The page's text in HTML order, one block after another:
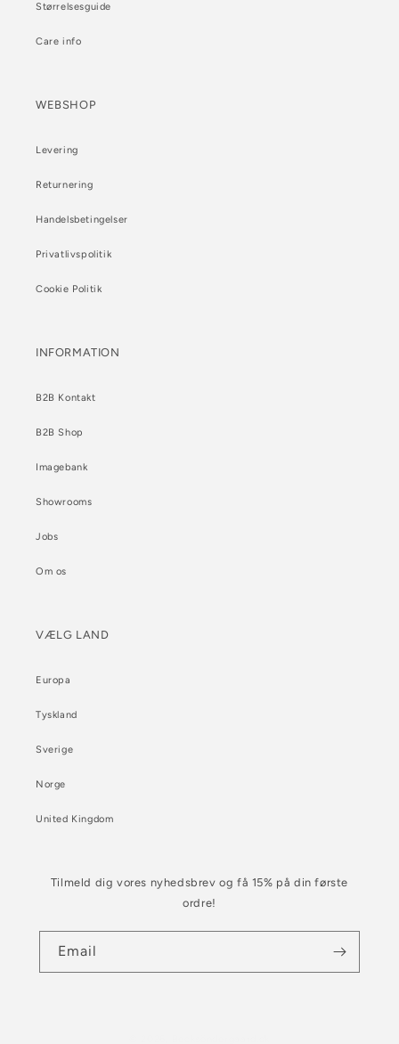
Størrelsesguide
Care info
WEBSHOP
Levering
Returnering
Handelsbetingelser
Privatlivspolitik
Cookie Politik
INFORMATION
B2B Kontakt
B2B Shop
Imagebank
Showrooms
Jobs
Om os
VÆLG LAND
Europa
Tyskland
Sverige
Norge
United Kingdom
Tilmeld dig vores nyhedsbrev og få 15% på din første
ordre!
Email